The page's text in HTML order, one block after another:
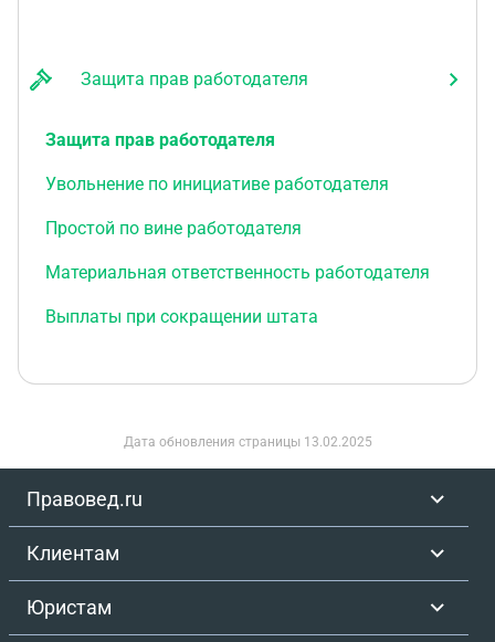
Защита прав работодателя
Защита прав работодателя
Увольнение по инициативе работодателя
Простой по вине работодателя
Материальная ответственность работодателя
Выплаты при сокращении штата
Дата обновления страницы 13.02.2025
Правовед.ru
Клиентам
Юристам